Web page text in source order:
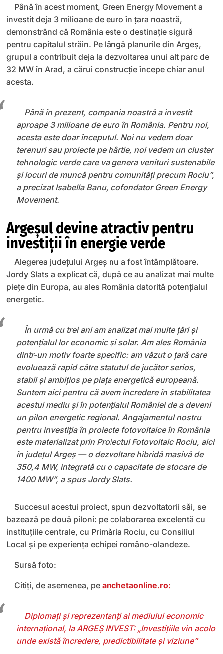
​Până în acest moment, Green Energy Movement a
investit deja 3 milioane de euro în țara noastră,
demonstrând că România este o destinație sigură
pentru capitalul străin. Pe lângă planurile din Argeș,
grupul a contribuit deja la dezvoltarea unui alt parc de
32 MW în Arad, a cărui construcție începe chiar anul
acesta.
Până în prezent, compania noastră a investit
aproape 3 milioane de euro în România. Pentru noi,
acesta este doar începutul. Noi nu vedem doar
terenuri sau proiecte pe hârtie, noi vedem un cluster
tehnologic verde care va genera venituri sustenabile
și locuri de muncă pentru comunități precum Rociu”,
a precizat Isabella Banu, cofondator Green Energy
Movement.
Argeșul devine atractiv pentru
investiții în energie verde
​Alegerea județului Argeș nu a fost întâmplătoare.
Jordy Slats a explicat că, după ce au analizat mai multe
piețe din Europa, au ales România datorită potențialul
energetic.
În urmă cu trei ani am analizat mai multe țări și
potențialul lor economic și solar. Am ales România
dintr-un motiv foarte specific: am văzut o țară care
evoluează rapid către statutul de jucător serios,
stabil și ambițios pe piața energetică europeană.
Suntem aici pentru că avem încredere în stabilitatea
acestui mediu și în potențialul României de a deveni
un pilon energetic regional. Angajamentul nostru
pentru investiția în proiecte fotovoltaice în România
este materializat prin Proiectul Fotovoltaic Rociu, aici
în județul Argeș — o dezvoltare hibridă masivă de
350,4 MW, integrată cu o capacitate de stocare de
1400 MW”, a spus Jordy Slats.
Succesul acestui proiect, spun dezvoltatorii săi, se
bazează pe două piloni: pe colaborarea excelentă cu
instituțiile centrale, cu Primăria Rociu, cu Consiliul
Local și pe experiența echipei româno-olandeze.
Sursă foto:
Citiți, de asemenea, pe anchetaonline.ro:
Diplomați și reprezentanți ai mediului economic
internațional, la ARGEȘ INVEST: „Investițiile vin acolo
unde există încredere, predictibilitate și viziune”